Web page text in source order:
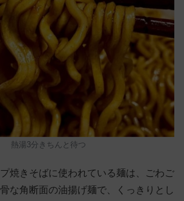
熱湯3分きちんと待つ
焼きそばに使われている麺は、ごわご
な角断面の油揚げ麺で、くっきりとし